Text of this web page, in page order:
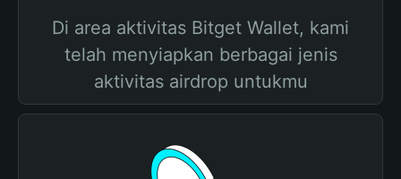
Di area aktivitas Bitget Wallet, kami
telah menyiapkan berbagai jenis
aktivitas airdrop untukmu